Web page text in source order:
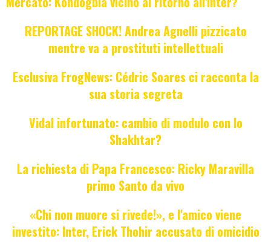
REPORTAGE SHOCK! Andrea Agnelli pizzicato
mentre va a prostituti intellettuali
Esclusiva FrogNews: Cédric Soares ci racconta la
sua storia segreta
Vidal infortunato: cambio di modulo con lo
Shakhtar?
La richiesta di Papa Francesco: Ricky Maravilla
primo Santo da vivo
«Chi non muore si rivede!», e l'amico viene
investito: Inter, Erick Thohir accusato di omicidio